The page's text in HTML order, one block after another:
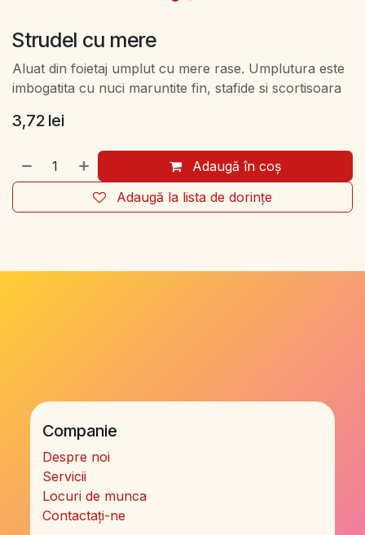
Strudel cu mere
Aluat din foietaj umplut cu mere rase. Umplutura este
imbogatita cu nuci maruntite fin, stafide si scortisoara
3,72 lei
Adaugă în coș
Adaugă la lista de dorințe
Companie
Despre noi
Servicii
Locuri de munca
Contactați-ne